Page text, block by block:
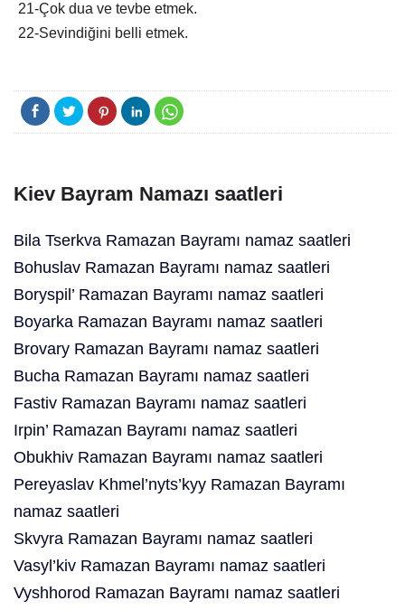
21-Çok dua ve tevbe etmek.
22-Sevindiğini belli etmek.
Kiev Bayram Namazı saatleri
Bila Tserkva Ramazan Bayramı namaz saatleri
Bohuslav Ramazan Bayramı namaz saatleri
Boryspil’ Ramazan Bayramı namaz saatleri
Boyarka Ramazan Bayramı namaz saatleri
Brovary Ramazan Bayramı namaz saatleri
Bucha Ramazan Bayramı namaz saatleri
Fastiv Ramazan Bayramı namaz saatleri
Irpin’ Ramazan Bayramı namaz saatleri
Obukhiv Ramazan Bayramı namaz saatleri
Pereyaslav Khmel’nyts’kyy Ramazan Bayramı
namaz saatleri
Skvyra Ramazan Bayramı namaz saatleri
Vasyl’kiv Ramazan Bayramı namaz saatleri
Vyshhorod Ramazan Bayramı namaz saatleri